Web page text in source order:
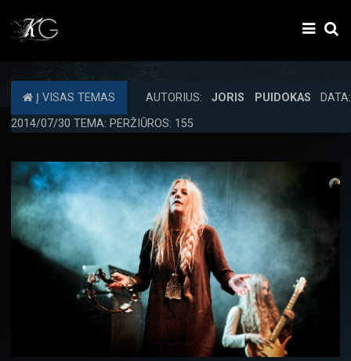
Į VISAS TEMAS AUTORIUS: JORIS PUIDOKAS DATA:
2014/07/30 TEMA: PERŽIŪROS: 155